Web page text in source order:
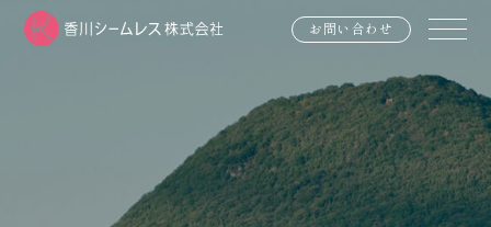
お問い合わせ